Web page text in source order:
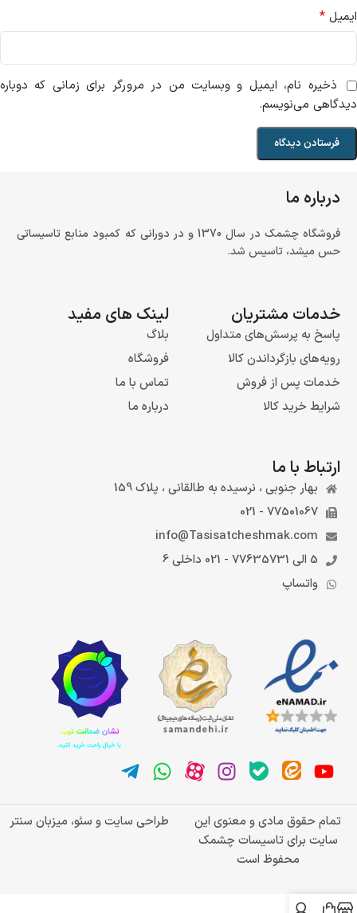
ایمیل *
ذخیره نام، ایمیل و وبسایت من در مرورگر برای زمانی که دوباره
دیدگاهی می‌نویسم.
درباره ما
فروشگاه چشمک در سال 1370 و در دورانی که کمبود منابع تاسیساتی
حس میشد، تاسیس شد.
خدمات مشتریان
پاسخ به پرسش‌های متداول
رویه‌های بازگرداندن کالا
خدمات پس از فروش
شرایط خرید کالا
لینک های مفید
بلاگ
فروشگاه
تماس با ما
درباره ما
ارتباط با ما
بهار جنوبی ، نرسیده به طالقانی ، پلاک 159
77501067 - 021
info@Tasisatcheshmak.com
5 الی 77635731 - 021 داخلی 6
واتساپ
تمام حقوق مادی و معنوی این
سایت برای تاسیسات چشمک
محفوظ است
طراحی سایت و سئو، میزبان سنتر